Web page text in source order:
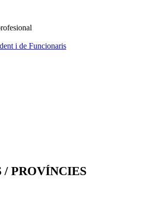
i de Funcionaris
/ PROVÍNCIES